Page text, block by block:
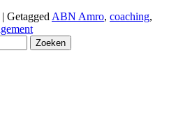
| Getagged ABN Amro, coaching,